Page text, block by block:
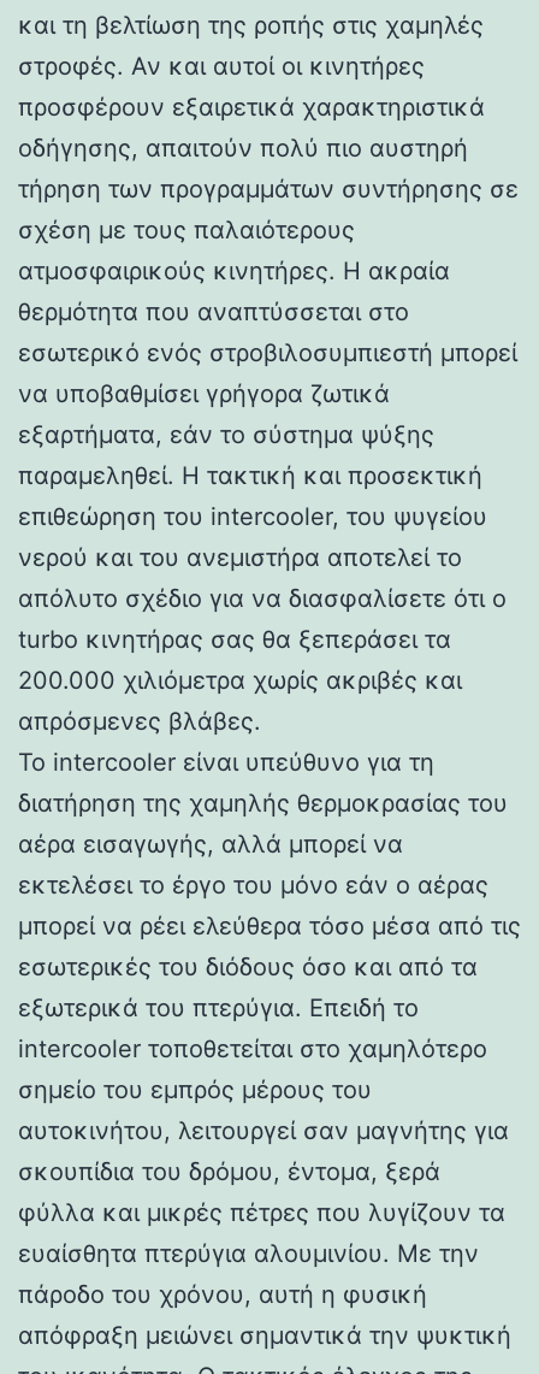
και τη βελτίωση της ροπής στις χαμηλές
στροφές. Αν και αυτοί οι κινητήρες
προσφέρουν εξαιρετικά χαρακτηριστικά
οδήγησης, απαιτούν πολύ πιο αυστηρή
τήρηση των προγραμμάτων συντήρησης σε
σχέση με τους παλαιότερους
ατμοσφαιρικούς κινητήρες. Η ακραία
θερμότητα που αναπτύσσεται στο
εσωτερικό ενός στροβιλοσυμπιεστή μπορεί
να υποβαθμίσει γρήγορα ζωτικά
εξαρτήματα, εάν το σύστημα ψύξης
παραμεληθεί. Η τακτική και προσεκτική
επιθεώρηση του intercooler, του ψυγείου
νερού και του ανεμιστήρα αποτελεί το
απόλυτο σχέδιο για να διασφαλίσετε ότι ο
turbo κινητήρας σας θα ξεπεράσει τα
200.000 χιλιόμετρα χωρίς ακριβές και
απρόσμενες βλάβες.
Το intercooler είναι υπεύθυνο για τη
διατήρηση της χαμηλής θερμοκρασίας του
αέρα εισαγωγής, αλλά μπορεί να
εκτελέσει το έργο του μόνο εάν ο αέρας
μπορεί να ρέει ελεύθερα τόσο μέσα από τις
εσωτερικές του διόδους όσο και από τα
εξωτερικά του πτερύγια. Επειδή το
intercooler τοποθετείται στο χαμηλότερο
σημείο του εμπρός μέρους του
αυτοκινήτου, λειτουργεί σαν μαγνήτης για
σκουπίδια του δρόμου, έντομα, ξερά
φύλλα και μικρές πέτρες που λυγίζουν τα
ευαίσθητα πτερύγια αλουμινίου. Με την
πάροδο του χρόνου, αυτή η φυσική
απόφραξη μειώνει σημαντικά την ψυκτική